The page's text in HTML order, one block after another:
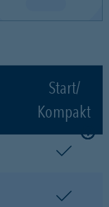
Start/
Kompakt